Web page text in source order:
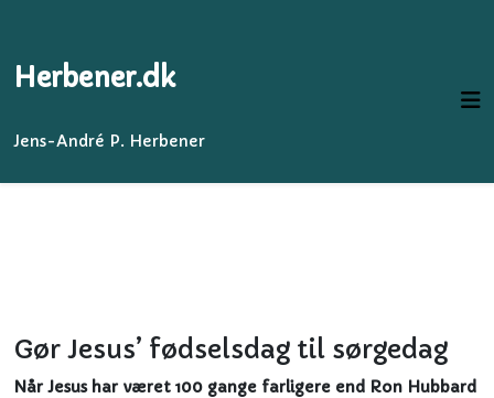
Herbener.dk
Jens-André P. Herbener
Gør Jesus’ fødselsdag til sørgedag
Når Jesus har været 100 gange farligere end Ron Hubbard